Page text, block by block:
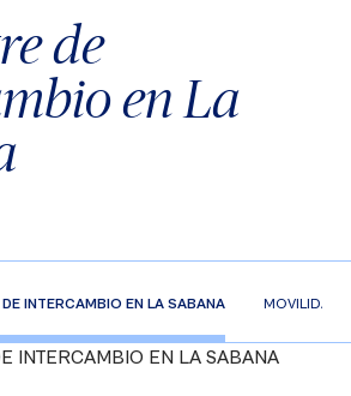
de
en La
INTERCAMBIO EN LA SABANA MOVILIDAD
INTERCAMBIO EN LA SABANA